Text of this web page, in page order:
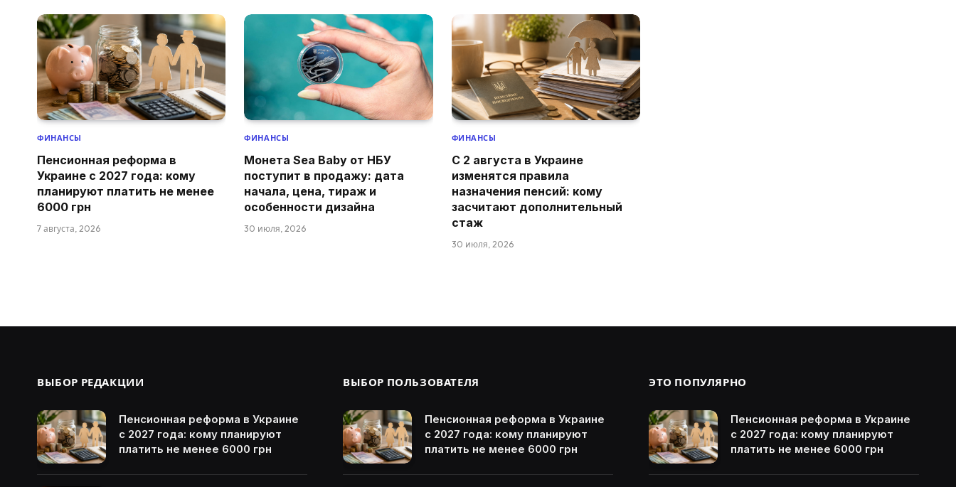
ФИНАНСЫ
Пенсионная реформа в
Украине с 2027 года: кому
планируют платить не менее
6000 грн
7 августа, 2026
ФИНАНСЫ
Монета Sea Baby от НБУ
поступит в продажу: дата
начала, цена, тираж и
особенности дизайна
30 июля, 2026
ФИНАНСЫ
С 2 августа в Украине
изменятся правила
назначения пенсий: кому
засчитают дополнительный
стаж
30 июля, 2026
ВЫБОР РЕДАКЦИИ
Пенсионная реформа в Украине
с 2027 года: кому планируют
платить не менее 6000 грн
ВЫБОР ПОЛЬЗОВАТЕЛЯ
Пенсионная реформа в Украине
с 2027 года: кому планируют
платить не менее 6000 грн
ЭТО ПОПУЛЯРНО
Пенсионная реформа в Украине
с 2027 года: кому планируют
платить не менее 6000 грн